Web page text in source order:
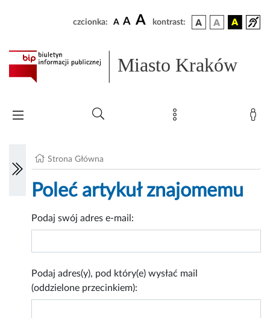
czcionka: A A A kontrast:
Miasto Kraków
Strona Główna
Poleć artykuł znajomemu
Podaj swój adres e-mail:
Podaj adres(y), pod który(e) wysłać mail
(oddzielone przecinkiem):